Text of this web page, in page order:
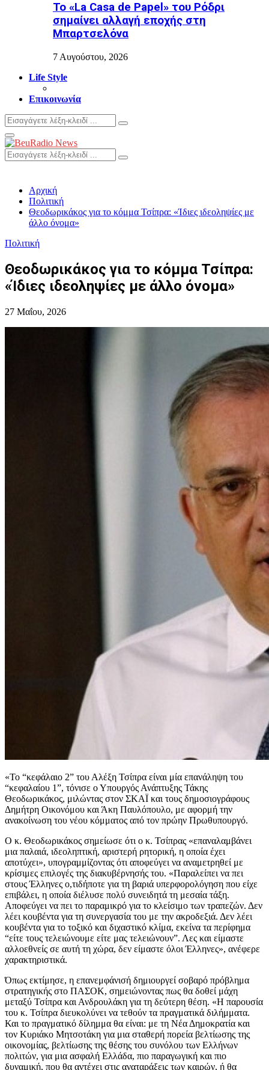
Το «La Casa de Papel» του Ρόδρι
σημαίνει αλλαγή εποχής στη
Μπαρτσελόνα
7 Αυγούστου, 2026
Life Style
Επικοινωνία
Search
for:
Search
Primary
Menu
Search
for:
Search
Αρχική
Πολιτική
Θεοδωρικάκος για το κόμμα Τσίπρα: «Ίδιες ιδεοληψίες με
άλλο όνομα»
Πολιτική
Θεοδωρικάκος για το κόμμα Τσίπρα:
«Ίδιες ιδεοληψίες με άλλο όνομα»
27 Μαΐου, 2026
«Το “κεφάλαιο 2” του Αλέξη Τσίπρα είναι μία επανάληψη του
“κεφαλαίου 1”, τόνισε ο Υπουργός Ανάπτυξης Τάκης
Θεοδωρικάκος, μιλώντας στον ΣΚΑΪ και τους δημοσιογράφους
Δημήτρη Οικονόμου και Άκη Παυλόπουλο, με αφορμή την
ανακοίνωση του νέου κόμματος από τον πρώην Πρωθυπουργό.
Ο κ. Θεοδωρικάκος σημείωσε ότι ο κ. Τσίπρας «επαναλαμβάνει
μια παλαιά, ιδεοληπτική, αριστερή ρητορική, η οποία έχει
αποτύχει», υπογραμμίζοντας ότι αποφεύγει να αναμετρηθεί με
κρίσιμες επιλογές της διακυβέρνησής του. «Παραλείπει να πει
στους Έλληνες ο,τιδήποτε για τη βαριά υπερφορολόγηση που είχε
επιβάλει, η οποία διέλυσε πολύ συνειδητά τη μεσαία τάξη.
Αποφεύγει να πει το παραμικρό για το κλείσιμο των τραπεζών. Δεν
λέει κουβέντα για τη συνεργασία του με την ακροδεξιά. Δεν λέει
κουβέντα για το τοξικό και διχαστικό κλίμα, εκείνα τα περίφημα
“είτε τους τελειώνουμε είτε μας τελειώνουν”. Λες και είμαστε
αλλοεθνείς σε αυτή τη χώρα, δεν είμαστε όλοι Έλληνες», ανέφερε
χαρακτηριστικά.
Όπως εκτίμησε, η επανεμφάνισή δημιουργεί σοβαρό πρόβλημα
στρατηγικής στο ΠΑΣΟΚ, σημειώνοντας πως θα δοθεί μάχη
μεταξύ Τσίπρα και Ανδρουλάκη για τη δεύτερη θέση. «Η παρουσία
του κ. Τσίπρα διευκολύνει να τεθούν τα πραγματικά διλήμματα.
Και το πραγματικό δίλημμα θα είναι: με τη Νέα Δημοκρατία και
τον Κυριάκο Μητσοτάκη για μια σταθερή πορεία βελτίωσης της
οικονομίας, βελτίωσης της θέσης του συνόλου των Ελλήνων
πολιτών, για μια ασφαλή Ελλάδα, πιο παραγωγική και πιο
δυναμική, που θα αντέχει στις αναταράξεις των καιρών, ή θα